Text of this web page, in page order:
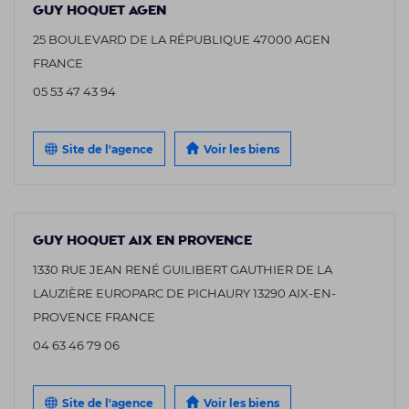
GUY HOQUET AGEN
25 BOULEVARD DE LA RÉPUBLIQUE 47000 AGEN
FRANCE
05 53 47 43 94
Site de l'agence Voir les biens
GUY HOQUET AIX EN PROVENCE
1330 RUE JEAN RENÉ GUILIBERT GAUTHIER DE LA
LAUZIÈRE EUROPARC DE PICHAURY 13290 AIX-EN-
PROVENCE FRANCE
04 63 46 79 06
Site de l'agence Voir les biens